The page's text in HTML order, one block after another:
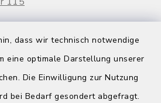
dass wir technisch notwendige
eine optimale Darstellung unserer
Die Einwilligung zur Nutzung
bei Bedarf gesondert abgefragt.